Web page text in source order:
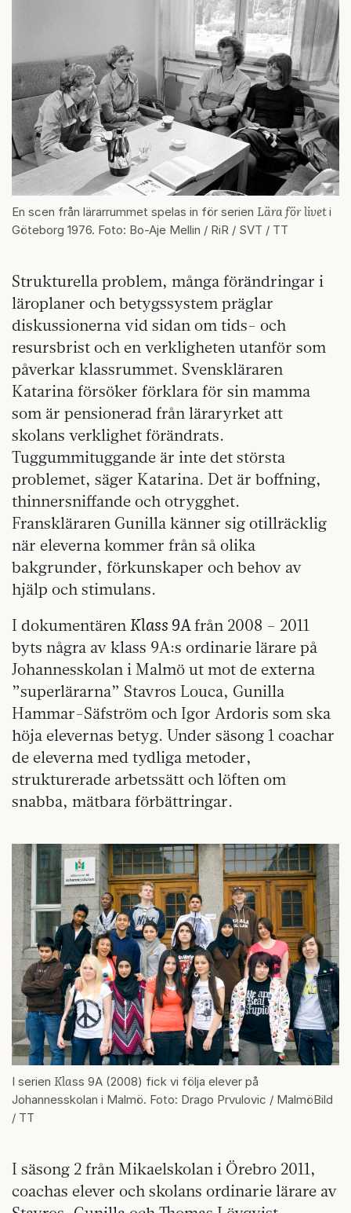
En scen från lärarrummet spelas in för serien Lära för liveti
Göteborg 1976. Foto: Bo-Aje Mellin / RiR / SVT / TT
Strukturella problem, många förändringar i
läroplaner och betygssystem präglar
diskussionerna vid sidan om tids- och
resursbrist och en verkligheten utanför som
påverkar klassrummet. Svenskläraren
Katarina försöker förklara för sin mamma
som är pensionerad från läraryrket att
skolans verklighet förändrats.
Tuggummituggande är inte det största
problemet, säger Katarina. Det är boffning,
thinnersniffande och otrygghet.
Franskläraren Gunilla känner sig otillräcklig
när eleverna kommer från så olika
bakgrunder, förkunskaper och behov av
hjälp och stimulans.
I dokumentären Klass 9Afrån 2008 – 2011
byts några av klass 9A:s ordinarie lärare på
Johannesskolan i Malmö ut mot de externa
”superlärarna” Stavros Louca, Gunilla
Hammar-Säfström och Igor Ardoris som ska
höja elevernas betyg. Under säsong 1 coachar
de eleverna med tydliga metoder,
strukturerade arbetssätt och löften om
snabba, mätbara förbättringar.
I serien Klass 9A (2008) fick vi följa elever på
Johannesskolan i Malmö. Foto: Drago Prvulovic / MalmöBild
/ TT
I säsong 2 från Mikaelskolan i Örebro 2011,
coachas elever och skolans ordinarie lärare av